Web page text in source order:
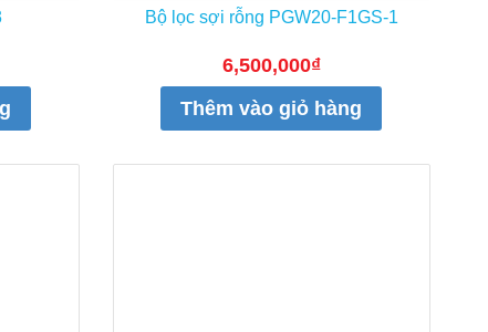
Bộ lọc sợi rỗng PGW20-F1GS-1
6,500,000₫
Thêm vào giỏ hàng